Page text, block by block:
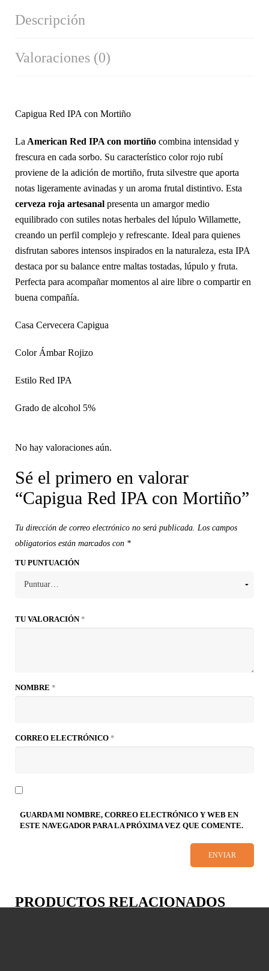
Descripción
Valoraciones (0)
Capigua Red IPA con Mortiño
La American Red IPA con mortiño combina intensidad y
frescura en cada sorbo. Su característico color rojo rubí
proviene de la adición de mortiño, fruta silvestre que aporta
notas ligeramente avinadas y un aroma frutal distintivo. Esta
cerveza roja artesanal presenta un amargor medio
equilibrado con sutiles notas herbales del lúpulo Willamette,
creando un perfil complejo y refrescante. Ideal para quienes
disfrutan sabores intensos inspirados en la naturaleza, esta IPA
destaca por su balance entre maltas tostadas, lúpulo y fruta.
Perfecta para acompañar momentos al aire libre o compartir en
buena compañía.
Casa Cervecera Capigua
Color Ámbar Rojizo
Estilo Red IPA
Grado de alcohol 5%
No hay valoraciones aún.
Sé el primero en valorar
“Capigua Red IPA con Mortiño”
Tu dirección de correo electrónico no será publicada. Los campos
obligatorios están marcados con *
TU PUNTUACIÓN
TU VALORACIÓN*
NOMBRE *
CORREO ELECTRÓNICO *
GUARDA MI NOMBRE, CORREO ELECTRÓNICO Y WEB EN
ESTE NAVEGADOR PARA LA PRÓXIMA VEZ QUE COMENTE.
PRODUCTOS RELACIONADOS